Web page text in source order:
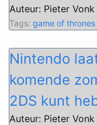
Auteur: Pieter Vonk
Tags: game of thrones
Nintendo
komende
2DS kunt
Auteur: Pieter Vonk